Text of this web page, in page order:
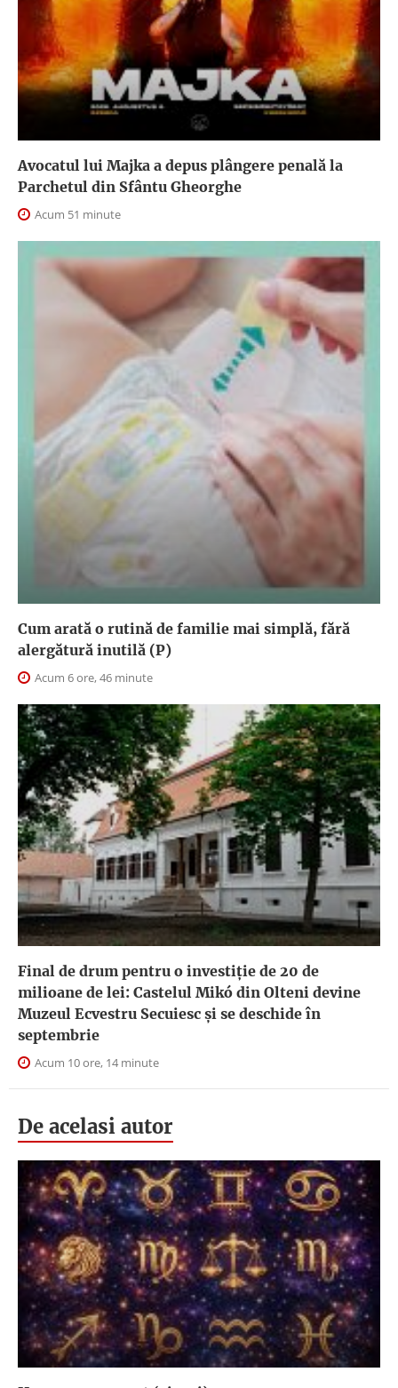
Avocatul lui Majka a depus plângere penală la
Parchetul din Sfântu Gheorghe
Acum 51 minute
Cum arată o rutină de familie mai simplă, fără
alergătură inutilă (P)
Acum 6 ore, 46 minute
Final de drum pentru o investiție de 20 de
milioane de lei: Castelul Mikó din Olteni devine
Muzeul Ecvestru Secuiesc și se deschide în
septembrie
Acum 10 ore, 14 minute
De acelasi autor